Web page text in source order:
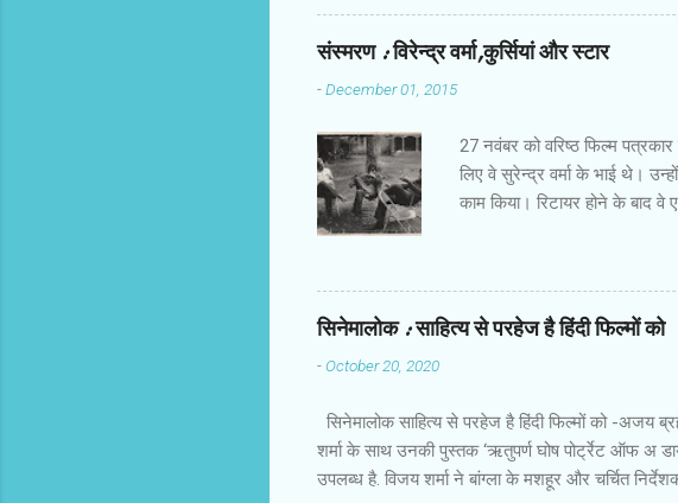
तक करिअर और जिंदगी की
खालीपन,शिकायतों और उम्‍मीदों
मोटाज में हम सातों लड़कियों की
संस्‍मरण : विरेन्‍द्र वर्मा,कुर्सियां और स्‍टार
-December 01, 2015
27 नवंबर को वरिष्‍ठ फिल्‍म पत्रकार
लिए वे सुरेन्‍द्र वर्मा के भाई थे।
काम किया। रिटायर होने के बाद
आलोचना करते हैं। मैंने विरेन्‍द्र
आते थे और कभी सीट या कुर्सी
चुपचाप बैठ जाते थे। हिंदी फिल्‍म
उदीयमान को सभी सलाम करते
सिनेमालोक : साहित्य से परहेज है हिंदी फिल्मों को
-October 20, 2020
सिनेमालोक साहित्य से परहेज है हिंदी फिल्मों को -अजय
शर्मा के साथ उनकी पुस्तक ‘ऋतुपर्ण घोष पोर्ट्रेट ऑफ अ
उपलब्ध है. विजय शर्मा ने बांग्ला के मशहूर और चर्चित